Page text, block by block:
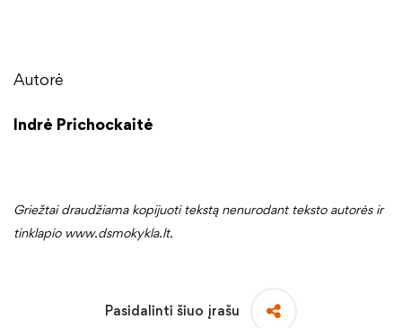
Autorė
Indrė Prichockaitė
Griežtai draudžiama kopijuoti tekstą nenurodant teksto autorės ir
tinklapio www.dsmokykla.lt.
Pasidalinti šiuo įrašu